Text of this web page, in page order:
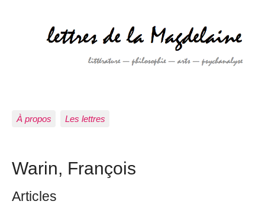
À propos Les lettres
Warin, François
Articles